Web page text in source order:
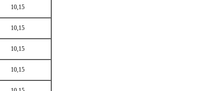
10,15
10,15
10,15
10,15